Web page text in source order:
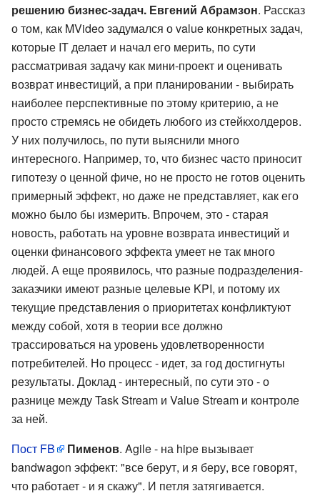
решению бизнес-задач. Евгений Абрамзон. Рассказ
о том, как MVideo задумался о value конкретных задач,
которые IT делает и начал его мерить, по сути
рассматривая задачу как мини-проект и оценивать
возврат инвестиций, а при планировании - выбирать
наиболее перспективные по этому критерию, а не
просто стремясь не обидеть любого из стейкхолдеров.
У них получилось, по пути выяснили много
интересного. Например, то, что бизнес часто приносит
гипотезу о ценной фиче, но не просто не готов оценить
примерный эффект, но даже не представляет, как его
можно было бы измерить. Впрочем, это - старая
новость, работать на уровне возврата инвестиций и
оценки финансового эффекта умеет не так много
людей. А еще проявилось, что разные подразделения-
заказчики имеют разные целевые KPI, и потому их
текущие представления о приоритетах конфликтуют
между собой, хотя в теории все должно
трассироваться на уровень удовлетворенности
потребителей. Но процесс - идет, за год достигнуты
результаты. Доклад - интересный, по сути это - о
разнице между Task Stream и Value Stream и контроле
за ней.
Пост FB
Пименов. Agile - на hipe вызывает
bandwagon эффект: "все берут, и я беру, все говорят,
что работает - и я скажу". И петля затягивается.